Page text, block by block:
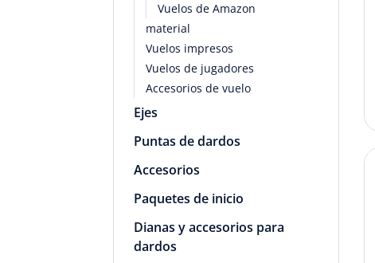
Vuelos de Amazon
material
Vuelos impresos
Vuelos de jugadores
Accesorios de vuelo
Ejes
Puntas de dardos
Accesorios
Paquetes de inicio
Dianas y accesorios para
dardos